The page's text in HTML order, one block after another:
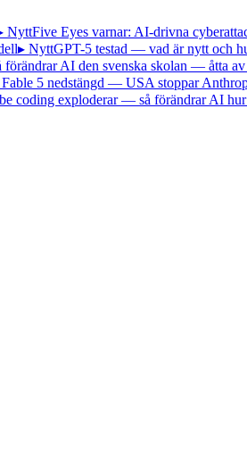
NyttFive Eyes varnar: AI-drivna
▸ NyttGPT-5 testad — vad är nytt och
förändrar AI den svenska skolan — åtta
5 nedstängd — USA stoppar
coding exploderar — så förändrar AI hur